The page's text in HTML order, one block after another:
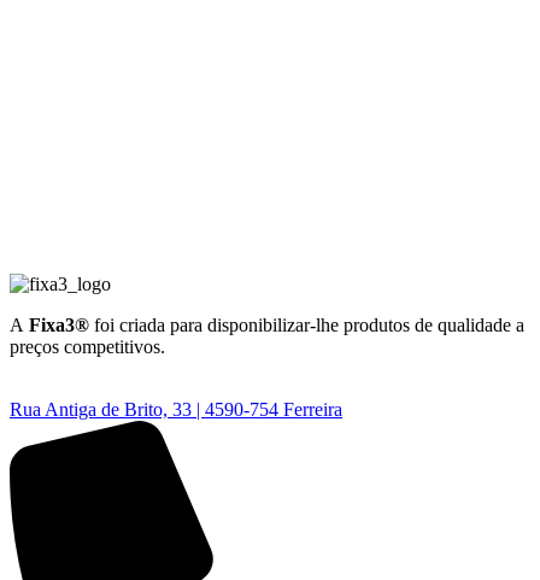
A Fixa3® foi criada para disponibilizar-lhe produtos de qualidade a
preços competitivos.
Rua Antiga de Brito, 33 | 4590-754 Ferreira